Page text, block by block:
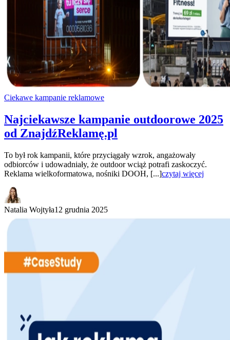
Ciekawe kampanie reklamowe
Najciekawsze kampanie outdoorowe 2025
od ZnajdźReklamę.pl
To był rok kampanii, które przyciągały wzrok, angażowały
odbiorców i udowadniały, że outdoor wciąż potrafi zaskoczyć.
Reklama wielkoformatowa, nośniki DOOH, [...]czytaj więcej
Natalia Wojtyła12 grudnia 2025